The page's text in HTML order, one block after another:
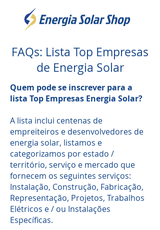
FAQs: Lista Top Empresas
de Energia Solar
Quem pode se inscrever para a
lista Top Empresas Energia Solar?
A lista inclui centenas de
empreiteiros e desenvolvedores de
energia solar, listamos e
categorizamos por estado /
território, serviço e mercado que
fornecem os seguintes serviços:
Instalação, Construção, Fabricação,
Representação, Projetos, Trabalhos
Elétricos e / ou Instalações
Específicas.